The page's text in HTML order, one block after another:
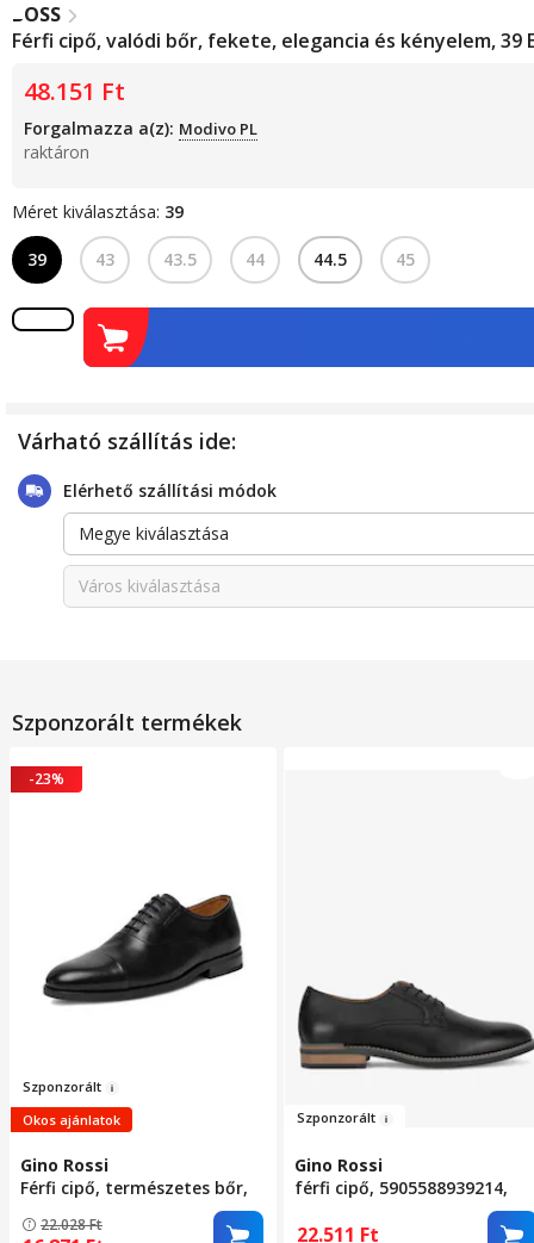
BOSS
Férfi cipő, valódi bőr, fekete, elegancia és kényelem, 39
Várható szállítás ide:
Elérhető szállítási módok
Megye kiválasztása
Város kiválasztása
48.151 Ft
Forgalmazza a(z): Modivo PL
raktáron
Méret kiválasztása: 39
39 43 43.5 44 44.5 45
Szponzorált termékek
-23%
Szponzorált
Okos ajánlatok
Gino Rossi
Férfi cipő, természetes bőr,
22.028Ft
Szponzorált
Gino Rossi
férfi cipő, 5905588939214,
valódi bőr, 43 EU, fekete
22.511 Ft